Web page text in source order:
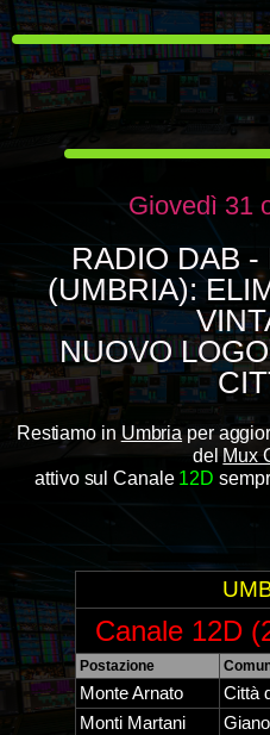
Giovedì 31
RADIO DAB
(UMBRIA):
NUOVO
Restiamo in Umbria per
del Mux
attivo sul Canale 12D
Canale 12D
Postazione
Monte Arnato Città
Monti Martani